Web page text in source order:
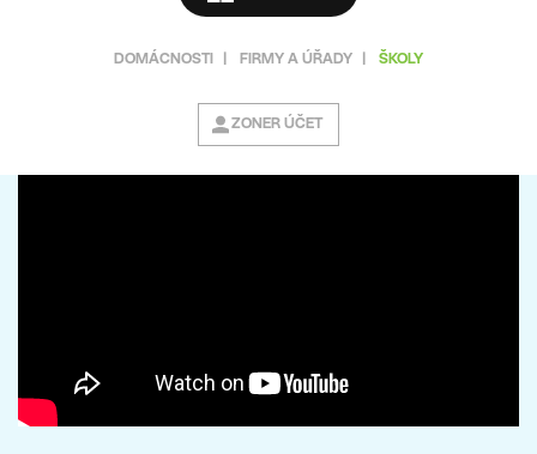
DOMÁCNOSTI FIRMY A ÚŘADY ŠKOLY
ZONER ÚČET